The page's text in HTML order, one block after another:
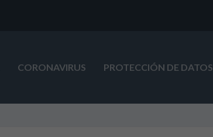
CORONAVIRUS PROTECCIÓN DE DATOS